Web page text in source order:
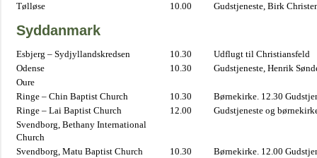
Tølløse
10.00 Gudstjeneste, Birk
Syddanmark
Esbjerg – Sydjyllandskredsen 10.30
Udflugt til Christiansfeld
Odense
10.30
Gudstjeneste, Henrik
Oure
Ringe – Chin Baptist Church
10.30
Børnekirke. 12.30
Ringe – Lai Baptist Church
12.00
Gudstjeneste og
Svendborg, Bethany International
Church
Svendborg, Matu Baptist Church
10.30
Børnekirke. 12.00